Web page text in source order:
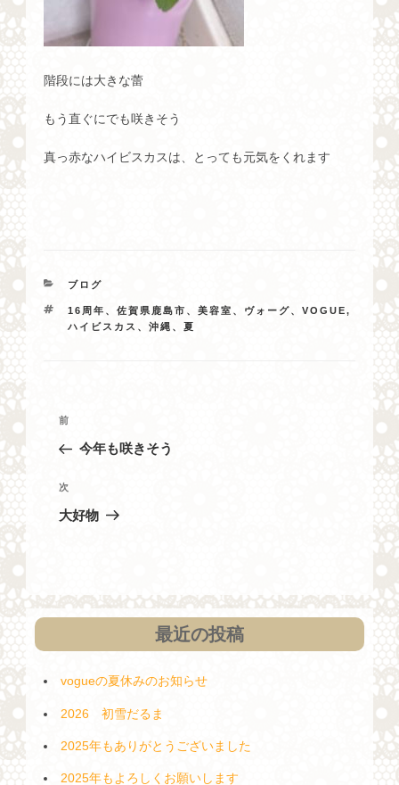
階段には大きな蕾
もう直ぐにでも咲きそう
真っ赤なハイビスカスは、とっても元気をくれます
カ
ゴ
リ
ブログ
タ
グ
16周年、佐賀県鹿島市、美容室、ヴォーグ、VOGUE,
ハイビスカス、沖縄、夏
投
ビ
ゲ
ン
過
去
投
前
今年も咲きそう
次
の
次
大好物
最近の投稿
vogueの夏休みのお知らせ
2026 初雪だるま
2025年もありがとうございました
2025年もよろしくお願いします